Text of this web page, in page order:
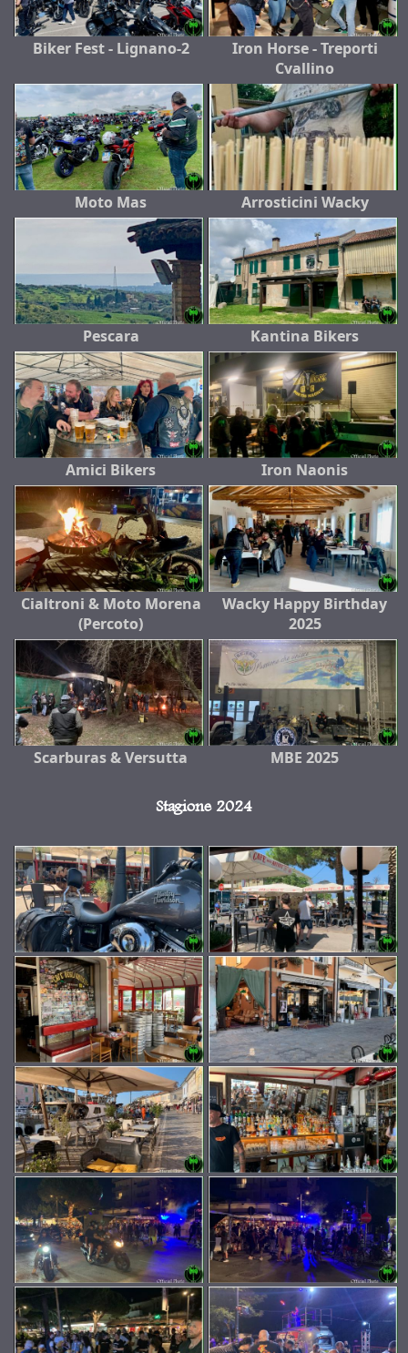
Biker Fest - Lignano-2
Iron Horse - Treporti
Cvallino
Moto Mas Arrosticini Wacky
Pescara Kantina Bikers
Amici Bikers Iron Naonis
Cialtroni & Moto Morena
(Percoto)
Wacky Happy Birthday
2025
Scarburas & Versutta MBE 2025
Stagione 2024